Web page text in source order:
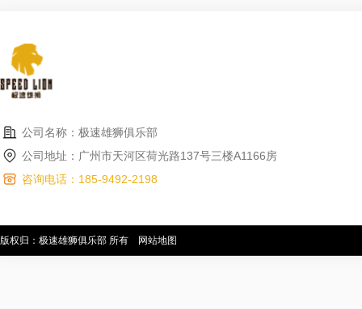
公司名称：极速雄狮俱乐部
公司地址：广州市天河区荷光路137号三楼A1166房
咨询电话：185-9492-2198
版权归：极速雄狮俱乐部 所有 网站地图